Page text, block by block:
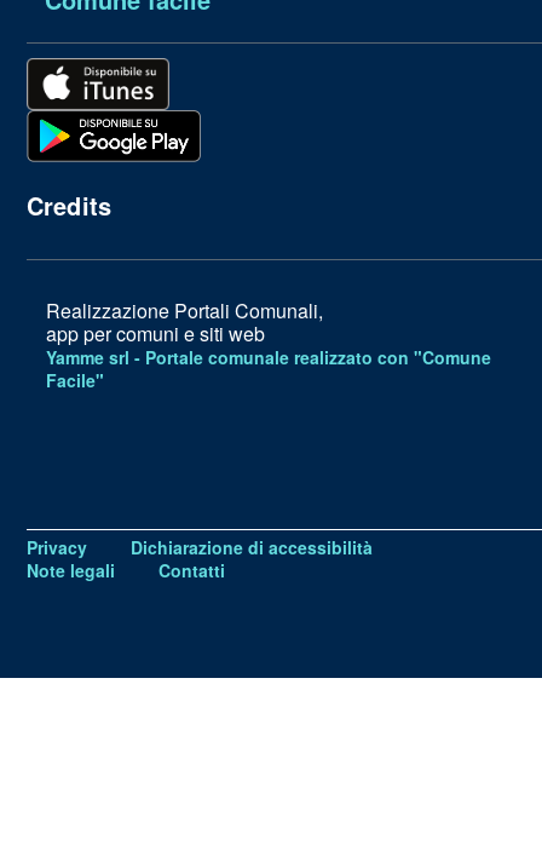
Credits
Realizzazione Portali Comunali,
app per comuni e siti web
Yamme srl - Portale comunale realizzato con "Comune
Facile"
Privacy
Dichiarazione di accessibilità
Note legali
Contatti